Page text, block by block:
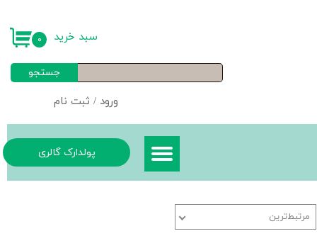
ورود / ثبت نام
خروج از حساب کاربری
جستجو
۰ سبد خرید
پولدارک گالری
مرتبط‌ترین